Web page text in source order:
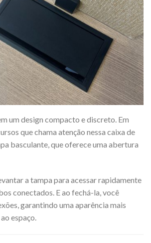
um design compacto e discreto. Em
que chama atenção nessa caixa de
basculante, que oferece uma abertura
a tampa para acessar rapidamente
conectados. E ao fechá-la, você
garantindo uma aparência mais
espaço.